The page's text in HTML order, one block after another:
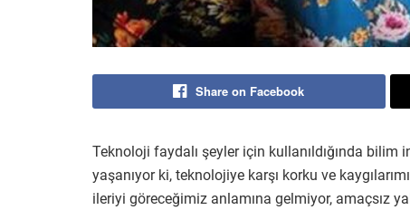
Share on Facebook
Teknoloji faydalı şeyler için kullanıldığında
yaşanıyor ki, teknolojiye karşı korku ve
ileriyi göreceğimiz anlamına gelmiyor, amaçsız